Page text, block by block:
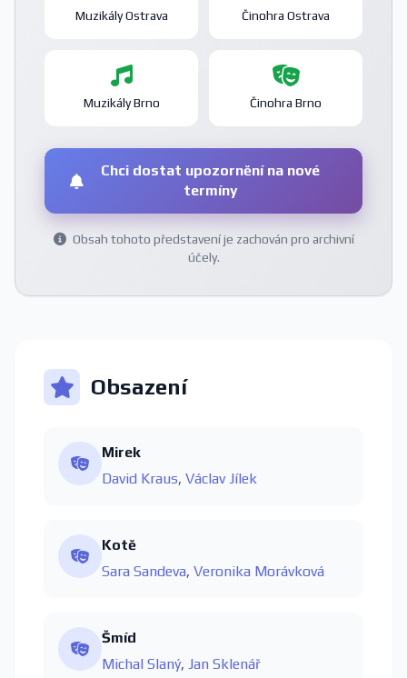
Muzikály Ostrava Činohra Ostrava
Muzikály Brno Činohra Brno
Chci dostat upozornění na nové
termíny
Obsah tohoto představení je zachován pro archivní
účely.
Obsazení
Mirek
David Kraus, Václav Jílek
Kotě
Sara Sandeva, Veronika Morávková
Šmíd
Michal Slaný, Jan Sklenář